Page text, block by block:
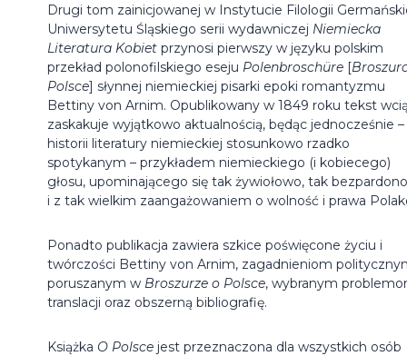
Drugi tom zainicjowanej w Instytucie Filologii
Uniwersytetu Śląskiego serii wydawniczej Niemiecka
Literatura Kobiet przynosi pierwszy w języku polskim
przekład polonofilskiego eseju Polenbroschüre [
Polsce] słynnej niemieckiej pisarki epoki romantyzmu
Bettiny von Arnim. Opublikowany w 1849 roku tekst
zaskakuje wyjątkowo aktualnością, będąc jednocześnie
historii literatury niemieckiej stosunkowo rzadko
spotykanym – przykładem niemieckiego (i kobiecego)
głosu, upominającego się tak żywiołowo, tak
i z tak wielkim zaangażowaniem o wolność i prawa
Ponadto publikacja zawiera szkice poświęcone życiu i
twórczości Bettiny von Arnim, zagadnieniom
poruszanym w Broszurze o Polsce, wybranym
translacji oraz obszerną bibliografię.
Książka O Polsce jest przeznaczona dla wszystkich osób